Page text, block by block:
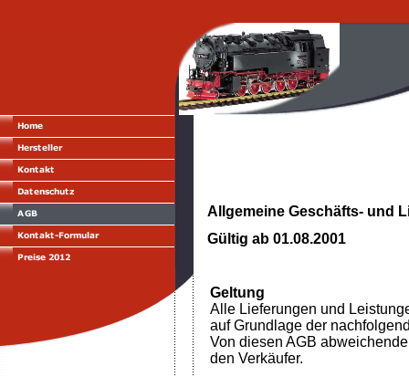
Allgemeine Geschäfts- und
Gültig ab 01.08.2001
Geltung
Alle Lieferungen und
auf Grundlage der
Von diesen AGB
den Verkäufer.